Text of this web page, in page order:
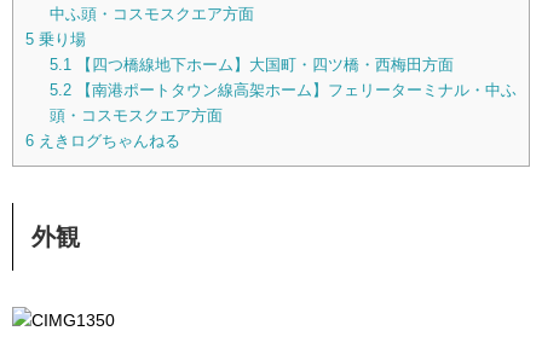
中ふ頭・コスモスクエア方面
5 乗り場
5.1【四つ橋線地下ホーム】大国町・四ツ橋・西梅田方面
5.2【南港ポートタウン線高架ホーム】フェリーターミナル・中ふ
頭・コスモスクエア方面
6 えきログちゃんねる
外観